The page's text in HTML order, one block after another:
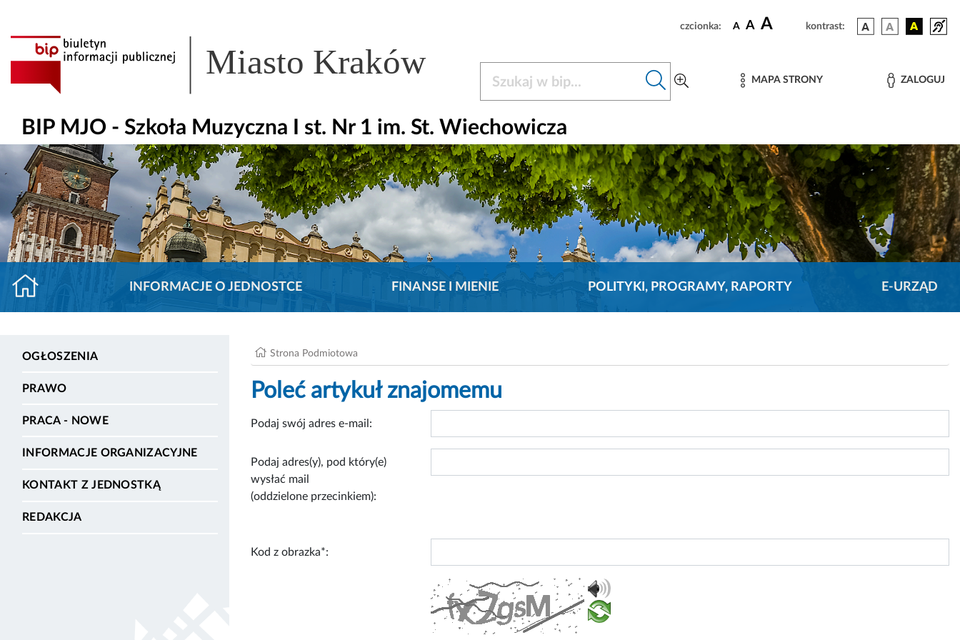
czcionka: A A A kontrast:
Miasto Kraków MAPA STRONY ZALOGUJ
BIP MJO - Szkoła Muzyczna I st. Nr 1 im. St. Wiechowicza
INFORMACJE O JEDNOSTCE FINANSE I MIENIE POLITYKI, PROGRAMY, RAPORTY E-URZĄD
OGŁOSZENIA
PRAWO
PRACA - NOWE
INFORMACJE ORGANIZACYJNE
KONTAKT Z JEDNOSTKĄ
REDAKCJA
Strona Podmiotowa
Poleć artykuł znajomemu
Podaj swój adres e-mail:
Podaj adres(y), pod który(e)
wysłać mail
(oddzielone przecinkiem):
Kod z obrazka*: